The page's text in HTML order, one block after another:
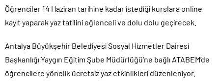
Öğrenciler 14 Haziran tarihine kadar istediği kurslara online
kayıt yaparak yaz tatilini eğlenceli ve dolu dolu geçirecek.
Antalya Büyükşehir Belediyesi Sosyal Hizmetler Dairesi
Başkanlığı Yaygın Eğitim Şube Müdürlüğü’ne bağlı ATABEM’de
öğrencilere yönelik ücretsiz yaz etkinlikleri düzenleniyor.